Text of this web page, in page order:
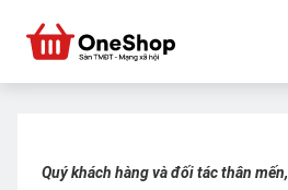
Quý khách hàng và đối tác thân mến,